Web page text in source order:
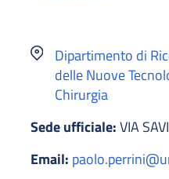
Dipartimento di
delle Nuove
Chirurgia
Sede ufficiale:VIA
Email: